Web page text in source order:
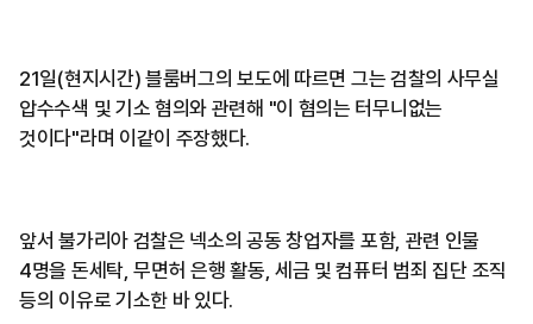
21일(현지시간) 블룸버그의 보도에 따르면 그는 검찰의 사무실
압수수색 및 기소 혐의와 관련해 "이 혐의는 터무니없는
것이다"라며 이같이 주장했다.
앞서 불가리아 검찰은 넥소의 공동 창업자를 포함, 관련 인물
4명을 돈세탁, 무면허 은행 활동, 세금 및 컴퓨터 범죄 집단 조직
등의 이유로 기소한 바 있다.